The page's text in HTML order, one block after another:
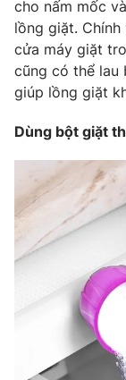
Cơ quan báo chí:
Giấy phép hoạt
cấp ngày 29/12/
Tổng Biên tập:Vũ
Phó Tổng Biên
Tổng đài VTV:
Ðiện thoại Thời
Email:
Liên hệ quảng cáo:
cho nấm mốc
lồng giặt.
cửa máy giặt
cũng có thể lau
giúp lồng giặt
Dùng bột giặt